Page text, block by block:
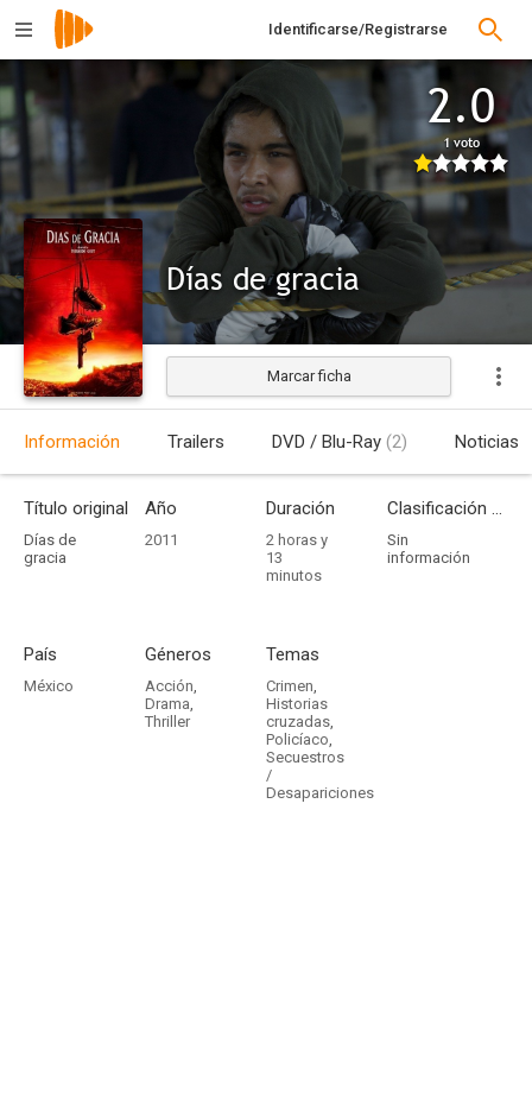
Identificarse/Registrarse
2.0
1 voto
Días de gracia
Estrenada
Marcar ficha
Información Trailers DVD / Blu-Ray (2) Noticias
Título original
Días de
gracia
Año
2011
Duración
2 horas y
13
minutos
Clasificación por edades
Sin
información
País
México
Géneros
Acción,
Drama,
Thriller
Temas
Crimen,
Historias
cruzadas,
Policíaco,
Secuestros
/
Desapariciones